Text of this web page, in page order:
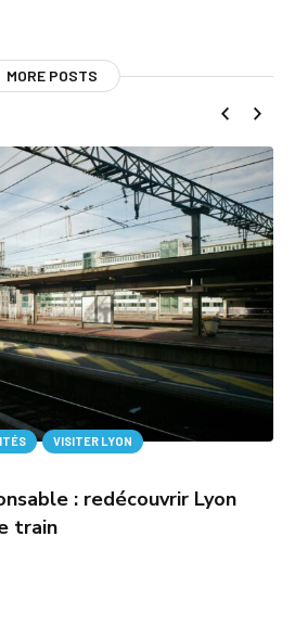
MORE POSTS
VISITER LYON
: redécouvrir Lyon
train